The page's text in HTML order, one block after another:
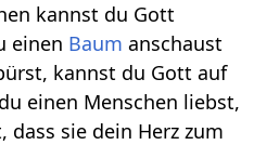
kannst du Gott
einen Baum anschaust
kannst du Gott auf
einen Menschen liebst,
dass sie dein Herz zum